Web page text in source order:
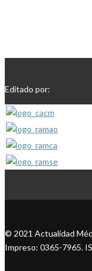
Editado por:
© 2021 Actualidad
Impreso: 0365-7965.